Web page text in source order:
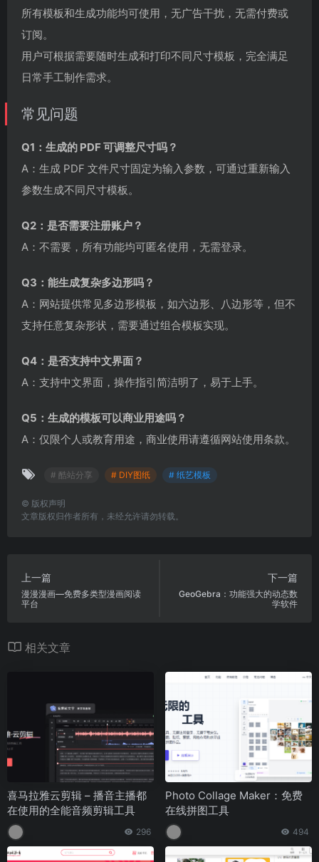
所有模板和生成功能均可使用，无广告干扰，无需付费或
订阅。
用户可根据需要随时生成和打印不同尺寸模板，完全满足
日常手工制作需求。
常见问题
Q1：生成的 PDF 可调整尺寸吗？
A：生成 PDF 文件尺寸固定为输入参数，可通过重新输入
参数生成不同尺寸模板。
Q2：是否需要注册账户？
A：不需要，所有功能均可匿名使用，无需登录。
Q3：能生成复杂多边形吗？
A：网站提供常见多边形模板，如六边形、八边形等，但不
支持任意复杂形状，需要通过组合模板实现。
Q4：是否支持中文界面？
A：支持中文界面，操作指引简洁明了，易于上手。
Q5：生成的模板可以商业用途吗？
A：仅限个人或教育用途，商业使用请遵循网站使用条款。
# 酷站分享 # DIY图纸 # 纸艺模板
© 版权声明
文章版权归作者所有，未经允许请勿转载。
上一篇
漫漫漫画—免费多类型漫画阅读
平台
下一篇
GeoGebra：功能强大的动态数
学软件
相关文章
喜马拉雅云剪辑 – 播音主播都
在使用的全能音频剪辑工具
296
Photo Collage Maker：免费
在线拼图工具
494